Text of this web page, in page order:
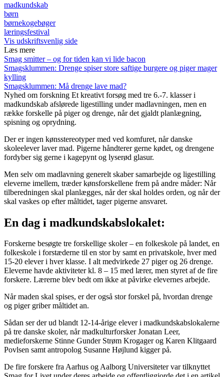
madkundskab
børn
børnekogebøger
læringsfestival
Vis udskriftsvenlig side
Læs mere
Smag smitter – og for tiden kan vi lide bacon
Smagsklummen: Drenge spiser store saftige burgere og piger mager
kylling
Smagsklummen: Må drenge lave mad?
Nyhed om forskning Et kreativt forsøg med tre 6.-7. klasser i
madkundskab afslørede ligestilling under madlavningen, men en
række forskelle på piger og drenge, når det gjaldt planlægning,
spisning og oprydning.
Der er ingen kønsstereotyper med ved komfuret, når danske
skoleelever laver mad. Pigerne håndterer gerne kødet, og drengene
fordyber sig gerne i kagepynt og lyserød glasur.
Men selv om madlavning generelt skaber samarbejde og ligestilling
eleverne imellem, træder kønsforskellene frem på andre måder: Når
tilberedningen skal planlægges, når der skal holdes orden, og når der
skal vaskes op efter måltidet, tager pigerne ansvaret.
En dag i madkundskabslokalet:
Forskerne besøgte tre forskellige skoler – en folkeskole på landet, en
folkeskole i forstæderne til en stor by samt en privatskole, hver med
15-20 elever i hver klasse. I alt medvirkede 27 piger og 26 drenge.
Eleverne havde aktiviteter kl. 8 – 15 med lærer, men styret af de fire
forskere. Lærerne blev bedt om ikke at påvirke elevernes arbejde.
Når maden skal spises, er der også stor forskel på, hvordan drenge
og piger griber måltidet an.
Sådan ser der ud blandt 12-14-årige elever i madkundskabslokalerne
på tre danske skoler, når madkulturforsker Jonatan Leer,
medieforskerne Stinne Gunder Strøm Krogager og Karen Klitgaard
Povlsen samt antropolog Susanne Højlund kigger på.
De fire forskere fra Aarhus og Aalborg Universiteter var tilknyttet